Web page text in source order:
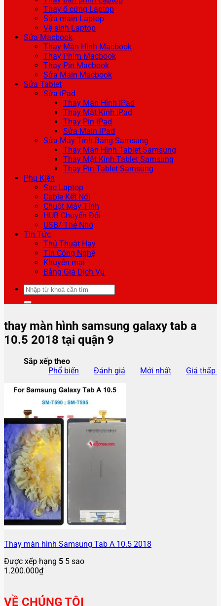
Thay ổ cứng Laptop
Sửa main Laptop
Vệ sinh Laptop
Sửa Macbook
Thay Màn Hình Macbook
Thay Phím Macbook
Thay Pin Macbook
Sửa Main Macbook
Sửa Tablet
Sửa iPad
Thay Màn Hình iPad
Thay Mặt Kính iPad
Thay Pin iPad
Sửa Main iPad
Sửa Máy Tính Bảng Samsung
Thay Màn Hình Tablet Samsung
Thay Mặt Kính Tablet Samsung
Thay Pin Tablet Samsung
Phụ Kiện
Sạc Laptop
Cable Kết Nối
Chuột Máy Tính
HUB Chuyển Đổi
USB/ Thẻ Nhớ
Tin Tức
Thủ Thuật Hay
Tin Công Nghệ
Khuyến mại
Bảng Giá Dịch Vụ
Tìm
kiếm:
thay màn hình samsung galaxy tab a
10.5 2018 tại quận 9
Sắp xếp theo
Phổ biến
Đánh giá Mới nhất Giá thấp
Thay màn hình Samsung Tab A 10.5 2018
Được xếp hạng 5 5 sao
1.200.000₫
VỀ CHÚNG TÔI